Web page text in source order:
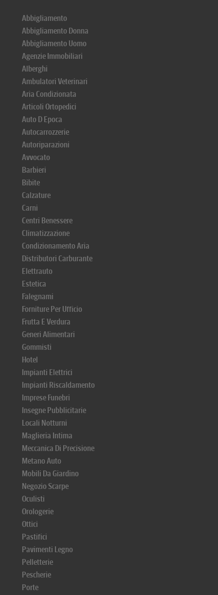
Abbigliamento
Abbigliamento Donna
Abbigliamento Uomo
Agenzie Immobiliari
Alberghi
Ambulatori Veterinari
Aria Condizionata
Articoli Ortopedici
Auto D Epoca
Autocarrozzerie
Autoriparazioni
Avvocato
Barbieri
Bibite
Calzature
Carni
Centri Benessere
Climatizzazione
Condizionamento Aria
Distributori Carburante
Elettrauto
Estetica
Falegnami
Forniture Per Ufficio
Frutta E Verdura
Generi Alimentari
Gommisti
Hotel
Impianti Elettrici
Impianti Riscaldamento
Imprese Funebri
Insegne Pubblicitarie
Locali Notturni
Maglieria Intima
Meccanica Di Precisione
Metano Auto
Mobili Da Giardino
Negozio Scarpe
Oculisti
Orologerie
Ottici
Pastifici
Pavimenti Legno
Pelletterie
Pescherie
Porte